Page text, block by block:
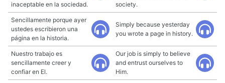
inaceptable en la sociedad.
society.
Sencillamente porque ayer
ustedes escribieron una
página en la historia.
Simply because yesterday
you wrote a page in history.
Nuestro trabajo es
sencillamente creer y
confiar en El.
Our job is simply to believe
and entrust ourselves to
Him.